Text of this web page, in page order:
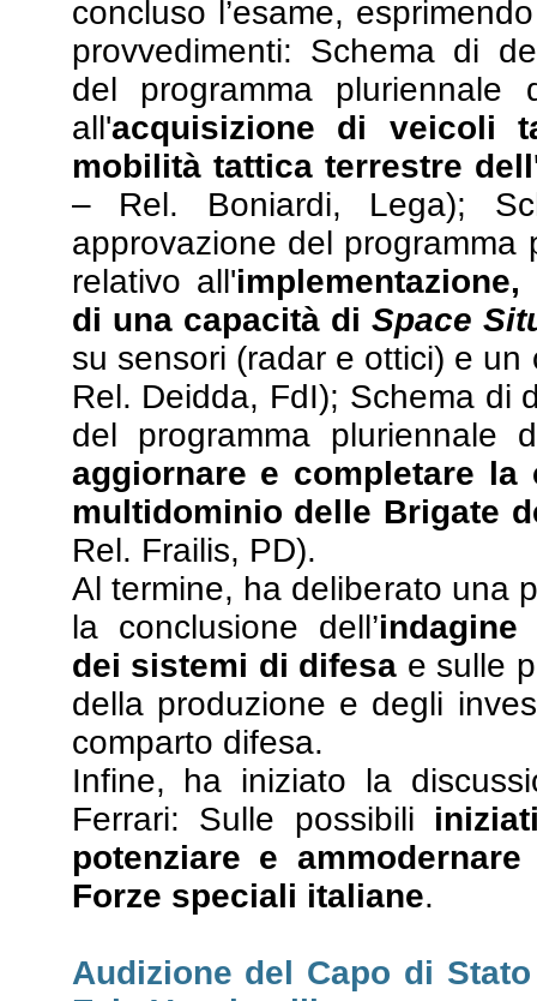
concluso l’esame,
provvedimenti: Schema di
del programma
all'acquisizione di veicoli
mobilità tattica terrestre
– Rel. Boniardi, Lega);
approvazione del
relativo all'
di una capacità di Space
su sensori (radar e ottici) e
Rel. Deidda, FdI); Schema di
del programma
aggiornare e completare
multidominio delle Brigate
Rel. Frailis, PD).
Al termine, ha deliberato una
la conclusione dell’
dei sistemi di difesa e sulle
della produzione e degli
comparto difesa.
Infine, ha iniziato la
Ferrari: Sulle possibili
potenziare e
Forze speciali italiane.
Audizione del Capo di